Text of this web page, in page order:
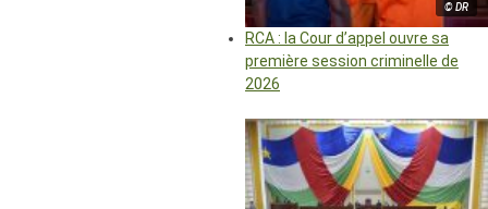
© DR
RCA : la Cour d’appel ouvre sa
première session criminelle de
2026